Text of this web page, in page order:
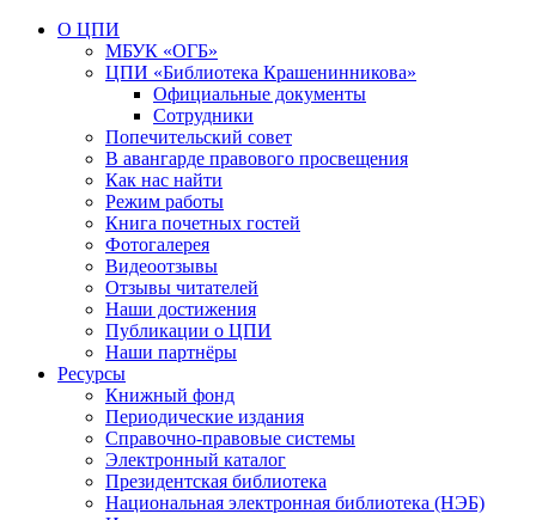
О ЦПИ
МБУК «ОГБ»
ЦПИ «Библиотека Крашенинникова»
Официальные документы
Сотрудники
Попечительский совет
В авангарде правового просвещения
Как нас найти
Режим работы
Книга почетных гостей
Фотогалерея
Видеоотзывы
Отзывы читателей
Наши достижения
Публикации о ЦПИ
Наши партнёры
Ресурсы
Книжный фонд
Периодические издания
Справочно-правовые системы
Электронный каталог
Президентская библиотека
Национальная электронная библиотека (НЭБ)